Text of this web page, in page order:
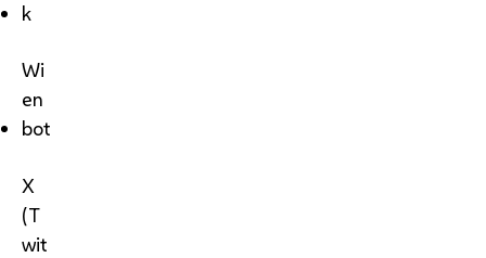
k
Wi
en
bot
X
(T
wit